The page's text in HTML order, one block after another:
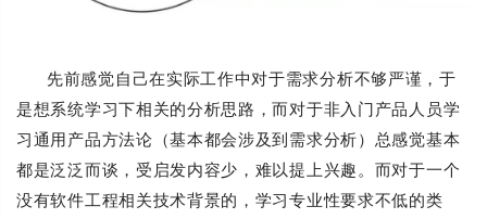
先前感觉自己在实际工作中对于需求分析不够严谨，于
是想系统学习下相关的分析思路，而对于非入门产品人员学
习通用产品方法论（基本都会涉及到需求分析）总感觉基本
都是泛泛而谈，受启发内容少，难以提上兴趣。而对于一个
没有软件工程相关技术背景的，学习专业性要求不低的类